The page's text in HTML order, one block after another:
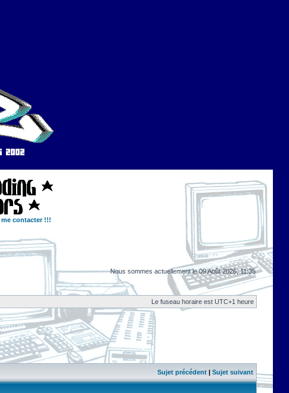
me contacter !!!
Nous sommes actuellement le 09 Août 2026, 11:35
Le fuseau horaire est UTC+1 heure
Sujet précédent | Sujet suivant